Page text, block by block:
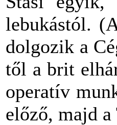
lebukástól.
dolgozik a
től a brit
operatív
előző, majd